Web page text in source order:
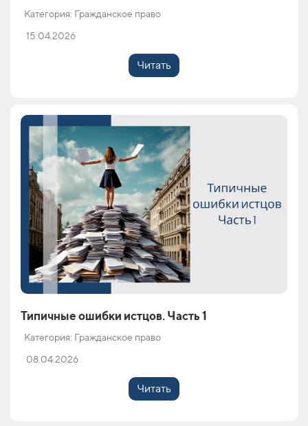
Категория: Гражданское право
15.04.2026
Читать
Типичные ошибки истцов. Часть 1
Категория: Гражданское право
08.04.2026
Читать